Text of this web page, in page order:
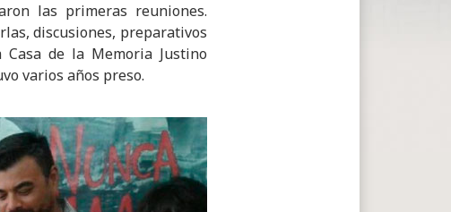
las primeras reuniones.
discusiones, preparativos
de la Memoria Justino
varios años preso.